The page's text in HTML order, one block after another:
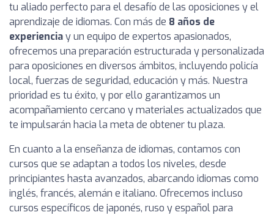
tu aliado perfecto para el desafío de las oposiciones y el
aprendizaje de idiomas. Con más de 8 años de
experienciay un equipo de expertos apasionados,
ofrecemos una preparación estructurada y personalizada
para oposiciones en diversos ámbitos, incluyendo policía
local, fuerzas de seguridad, educación y más. Nuestra
prioridad es tu éxito, y por ello garantizamos un
acompañamiento cercano y materiales actualizados que
te impulsarán hacia la meta de obtener tu plaza.
En cuanto a la enseñanza de idiomas, contamos con
cursos que se adaptan a todos los niveles, desde
principiantes hasta avanzados, abarcando idiomas como
inglés, francés, alemán e italiano. Ofrecemos incluso
cursos específicos de japonés, ruso y español para